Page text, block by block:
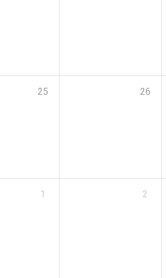
25 26
1 2